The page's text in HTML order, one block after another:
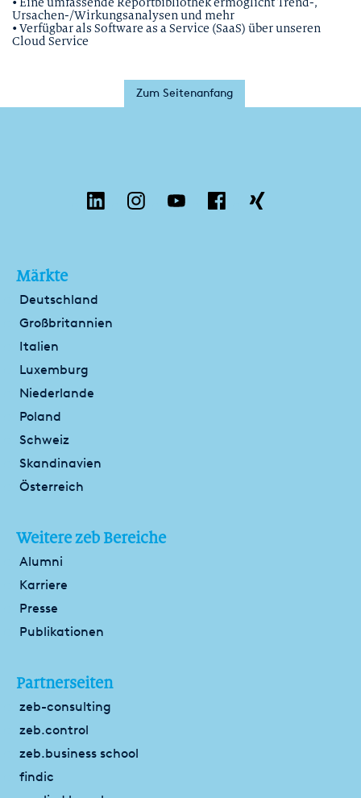
Ursachen-/Wirkungsanalysen und mehr
• Verfügbar als Software as a Service (SaaS) über unseren
Cloud Service
Zum Seitenanfang
Märkte
Deutschland
Großbritannien
Italien
Luxemburg
Niederlande
Poland
Schweiz
Skandinavien
Österreich
Weitere zeb Bereiche
Alumni
Karriere
Presse
Publikationen
Partnerseiten
zeb-consulting
zeb.control
zeb.business school
findic